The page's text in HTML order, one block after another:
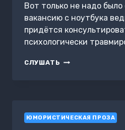
КТО
ЗАСТРЯЛ
РУТИНЕ
И
ВДОХНОВЕНИЕ
Вот только не надо
вакансию с ноутбука
придётся
психологически
СЛУШАТЬ ПСИХОЛОГ
ЮМОРИСТИЧЕСКАЯ ПРОЗА